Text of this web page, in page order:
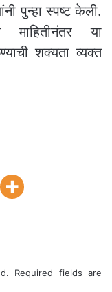
पुन्हा स्पष्ट केली.
माहितीनंतर या
शक्यता व्यक्त
Required fields are